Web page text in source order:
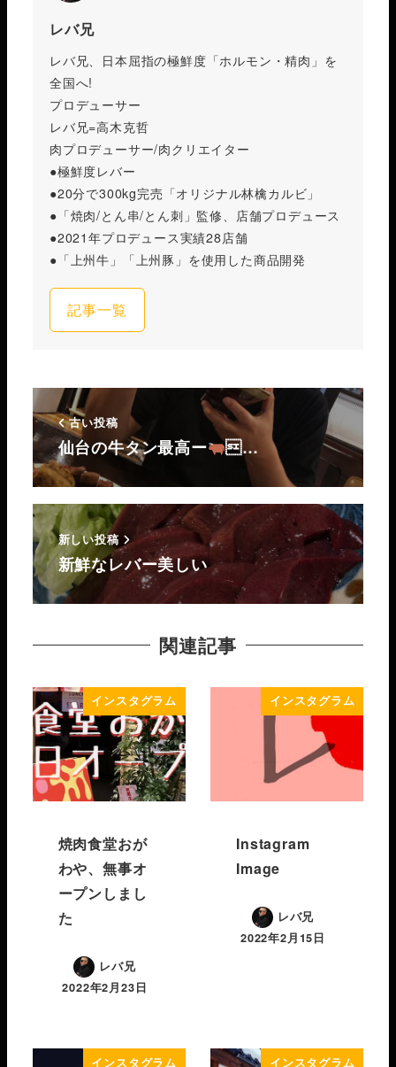
レバ兄
レバ兄、日本屈指の極鮮度「ホルモン・精肉」を
全国へ!
プロデューサー
レバ兄=高木克哲
肉プロデューサー/肉クリエイター
●極鮮度レバー
●20分で300kg完売「オリジナル林檎カルビ」
●「焼肉/とん串/とん刺」監修、店舗プロデュース
●2021年プロデュース実績28店舗
●「上州牛」「上州豚」を使用した商品開発
記事一覧
古い投稿
仙台の牛タン最高ー …
新しい投稿
新鮮なレバー美しい
関連記事
インスタグラム
焼肉食堂おが
わや、無事オ
ープンしまし
た
レバ兄
2022年2月23日
インスタグラム
Instagram
Image
レバ兄
2022年2月15日
インスタグラム インスタグラム